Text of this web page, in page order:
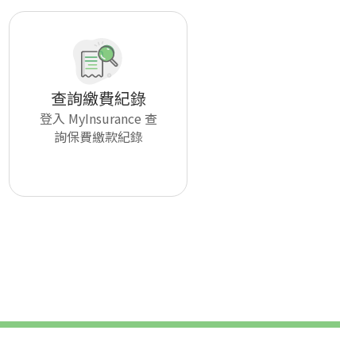
查詢繳費紀錄
登入 MyInsurance 查
詢保費繳款紀錄